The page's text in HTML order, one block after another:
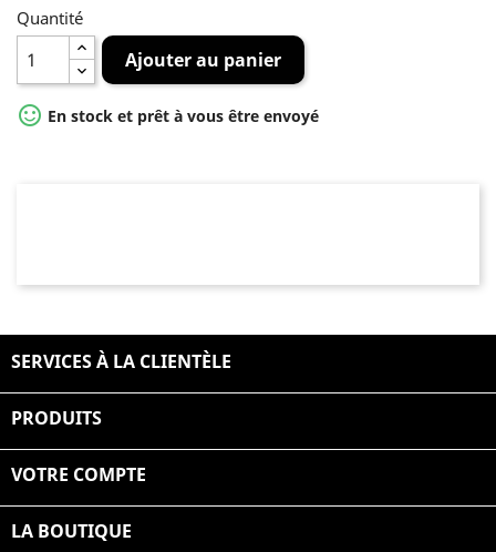
Quantité
Ajouter au panier
 En stock et prêt à vous être envoyé
SERVICES À LA CLIENTÈLE
PRODUITS
VOTRE COMPTE
LA BOUTIQUE